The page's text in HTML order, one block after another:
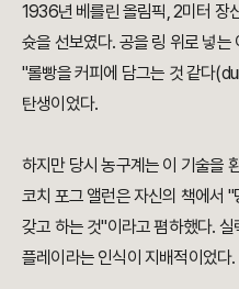
1936년 베를린 올림픽, 2미터 장
슛을 선보였다. 공을 링 위로 넣는
"롤빵을 커피에 담그는 것 같다
탄생이었다.
하지만 당시 농구계는 이 기술을
코치 포그 앨런은 자신의 책에서
갖고 하는 것"이라고 폄하했다.
플레이라는 인식이 지배적이었다.